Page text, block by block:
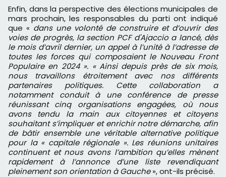
Enfin, dans la perspective des élections municipales de
mars prochain, les responsables du parti ont indiqué
que « dans une volonté de construire et d’ouvrir des
voies de progrès, la section PCF d'Ajaccio a lancé, dès
le mois d’avril dernier, un appel à l’unité à l’adresse de
toutes les forces qui composaient le Nouveau Front
Populaire en 2024 ». « Ainsi depuis près de six mois,
nous travaillons étroitement avec nos différents
partenaires politiques. Cette collaboration a
notamment conduit à une conférence de presse
réunissant cinq organisations engagées, où nous
avons tendu la main aux citoyennes et citoyens
souhaitant s’impliquer et enrichir notre démarche, afin
de bâtir ensemble une véritable alternative politique
pour la « capitale régionale ». Les réunions unitaires
continuent et nous avons l’ambition qu’elles mènent
rapidement à l’annonce d’une liste revendiquant
pleinement son orientation à Gauche», ont-ils précisé.